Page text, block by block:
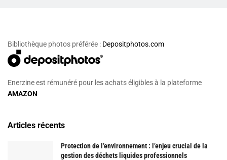
Bibliothèque photos préférée : Depositphotos.com
Enerzine est rémunéré pour les achats éligibles à la plateforme
AMAZON
Articles récents
Protection de l’environnement : l’enjeu crucial de la
gestion des déchets liquides professionnels